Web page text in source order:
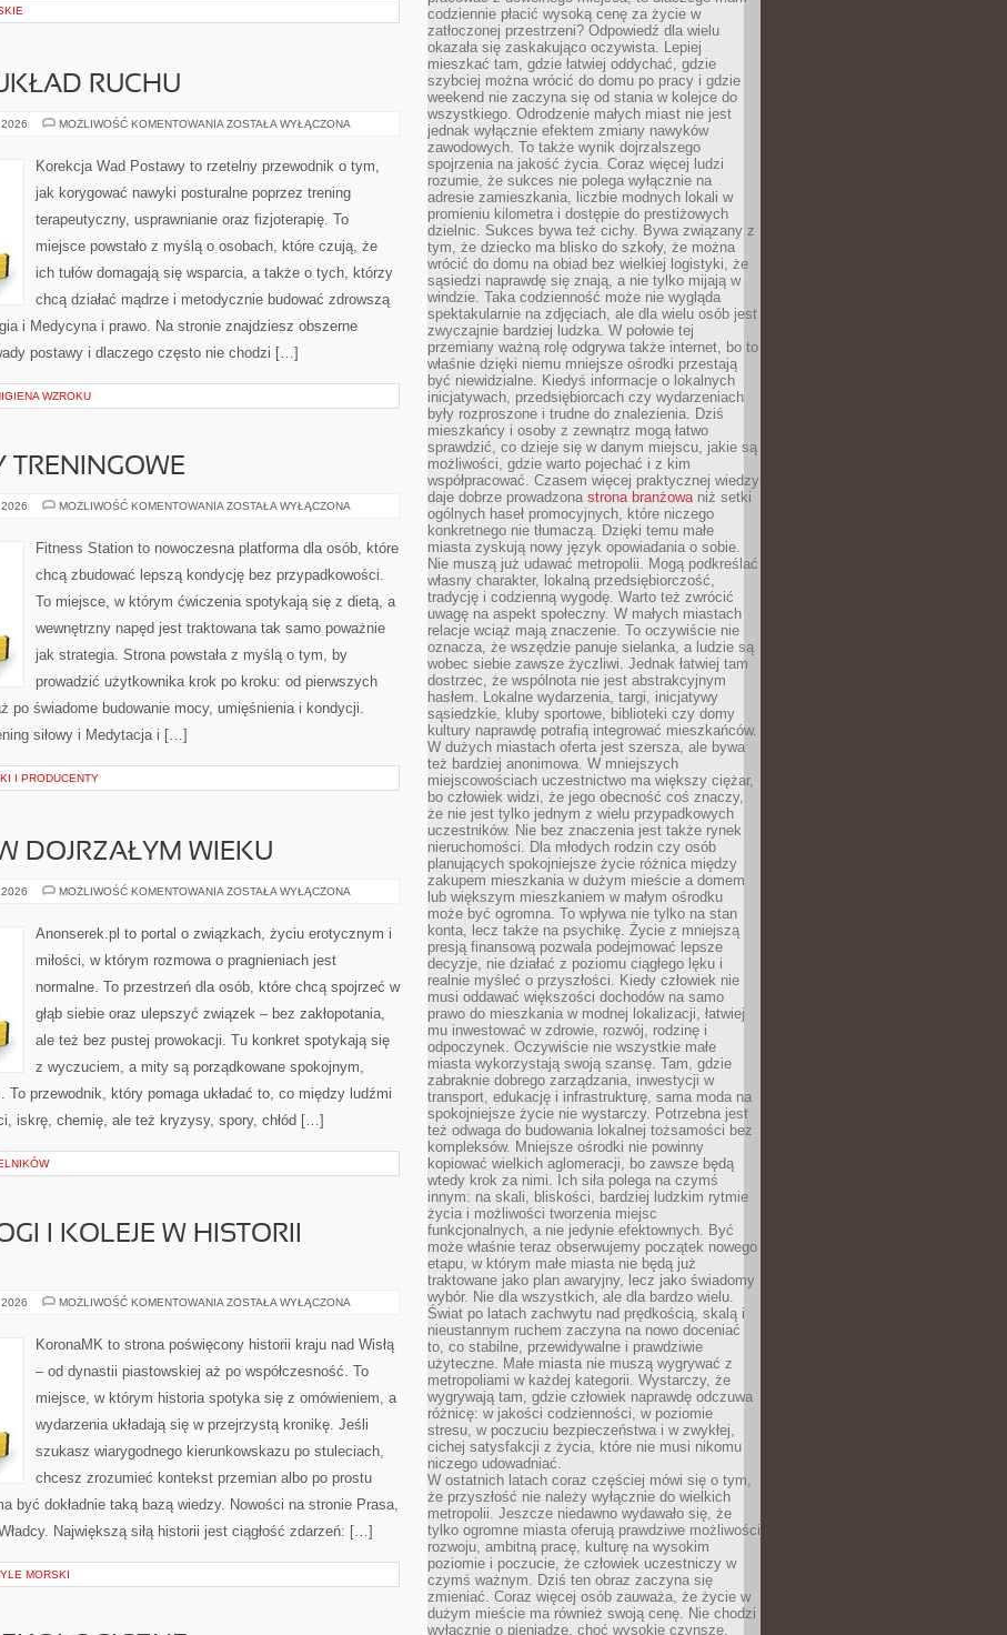
RUCHU
MOŻLIWOŚĆ KOMENTOWANIA CIĄŻA,
UKŁAD
RUCHU
ZOSTAŁA WYŁĄCZONA
Korekcja Wad Postawy to rzetelny przewodnik o tym,
jak korygować nawyki posturalne poprzez trening
terapeutyczny, usprawnianie oraz fizjoterapię. To
miejsce powstało z myślą o osobach, które czują, że
ich tułów domagają się wsparcia, a także o tych, którzy
chcą działać mądrze i metodycznie budować zdrowszą
i Medycyna i prawo. Na stronie znajdziesz obszerne
postawy i dlaczego często nie chodzi […]
WZROKU
TRENINGOWE
MOŻLIWOŚĆ KOMENTOWANIA PORADY
TRENINGOWE
ZOSTAŁA WYŁĄCZONA
Fitness Station to nowoczesna platforma dla osób, które
chcą zbudować lepszą kondycję bez przypadkowości.
To miejsce, w którym ćwiczenia spotykają się z dietą, a
wewnętrzny napęd jest traktowana tak samo poważnie
jak strategia. Strona powstała z myślą o tym, by
prowadzić użytkownika krok po kroku: od pierwszych
po świadome budowanie mocy, umięśnienia i kondycji.
siłowy i Medytacja i […]
I PRODUCENTY
DOJRZAŁYM WIEKU
MOŻLIWOŚĆ KOMENTOWANIA SEKSUALNOŚĆ
WIEKU
ZOSTAŁA WYŁĄCZONA
Anonserek.pl to portal o związkach, życiu erotycznym i
miłości, w którym rozmowa o pragnieniach jest
normalne. To przestrzeń dla osób, które chcą spojrzeć w
głąb siebie oraz ulepszyć związek – bez zakłopotania,
ale też bez pustej prowokacji. Tu konkret spotykają się
z wyczuciem, a mity są porządkowane spokojnym,
To przewodnik, który pomaga układać to, co między ludźmi
iskrę, chemię, ale też kryzysy, spory, chłód […]
I KOLEJE W HISTORII
MOŻLIWOŚĆ KOMENTOWANIA TRANSPORT,
KOLEJE
W
POLSKI
ZOSTAŁA WYŁĄCZONA
KoronaMK to strona poświęcony historii kraju nad Wisłą
– od dynastii piastowskiej aż po współczesność. To
miejsce, w którym historia spotyka się z omówieniem, a
wydarzenia układają się w przejrzystą kronikę. Jeśli
szukasz wiarygodnego kierunkowskazu po stuleciach,
chcesz zrozumieć kontekst przemian albo po prostu
być dokładnie taką bazą wiedzy. Nowości na stronie Prasa,
Największą siłą historii jest ciągłość zdarzeń: […]
MORSKI
codziennie płacić wysoką cenę za życie w
zatłoczonej przestrzeni? Odpowiedź dla wielu
okazała się zaskakująco oczywista. Lepiej
mieszkać tam, gdzie łatwiej oddychać, gdzie
szybciej można wrócić do domu po pracy i gdzie
weekend nie zaczyna się od stania w kolejce do
wszystkiego. Odrodzenie małych miast nie jest
jednak wyłącznie efektem zmiany nawyków
zawodowych. To także wynik dojrzalszego
spojrzenia na jakość życia. Coraz więcej ludzi
rozumie, że sukces nie polega wyłącznie na
adresie zamieszkania, liczbie modnych lokali w
promieniu kilometra i dostępie do prestiżowych
dzielnic. Sukces bywa też cichy. Bywa związany z
tym, że dziecko ma blisko do szkoły, że można
wrócić do domu na obiad bez wielkiej logistyki, że
sąsiedzi naprawdę się znają, a nie tylko mijają w
windzie. Taka codzienność może nie wygląda
spektakularnie na zdjęciach, ale dla wielu osób jest
zwyczajnie bardziej ludzka. W połowie tej
przemiany ważną rolę odgrywa także internet, bo to
właśnie dzięki niemu mniejsze ośrodki przestają
być niewidzialne. Kiedyś informacje o lokalnych
inicjatywach, przedsiębiorcach czy wydarzeniach
były rozproszone i trudne do znalezienia. Dziś
mieszkańcy i osoby z zewnątrz mogą łatwo
sprawdzić, co dzieje się w danym miejscu, jakie są
możliwości, gdzie warto pojechać i z kim
współpracować. Czasem więcej praktycznej wiedzy
daje dobrze prowadzona strona branżowaniż setki
ogólnych haseł promocyjnych, które niczego
konkretnego nie tłumaczą. Dzięki temu małe
miasta zyskują nowy język opowiadania o sobie.
Nie muszą już udawać metropolii. Mogą podkreślać
własny charakter, lokalną przedsiębiorczość,
tradycję i codzienną wygodę. Warto też zwrócić
uwagę na aspekt społeczny. W małych miastach
relacje wciąż mają znaczenie. To oczywiście nie
oznacza, że wszędzie panuje sielanka, a ludzie są
wobec siebie zawsze życzliwi. Jednak łatwiej tam
dostrzec, że wspólnota nie jest abstrakcyjnym
hasłem. Lokalne wydarzenia, targi, inicjatywy
sąsiedzkie, kluby sportowe, biblioteki czy domy
kultury naprawdę potrafią integrować mieszkańców.
W dużych miastach oferta jest szersza, ale bywa
też bardziej anonimowa. W mniejszych
miejscowościach uczestnictwo ma większy ciężar,
bo człowiek widzi, że jego obecność coś znaczy,
że nie jest tylko jednym z wielu przypadkowych
uczestników. Nie bez znaczenia jest także rynek
nieruchomości. Dla młodych rodzin czy osób
planujących spokojniejsze życie różnica między
zakupem mieszkania w dużym mieście a domem
lub większym mieszkaniem w małym ośrodku
może być ogromna. To wpływa nie tylko na stan
konta, lecz także na psychikę. Życie z mniejszą
presją finansową pozwala podejmować lepsze
decyzje, nie działać z poziomu ciągłego lęku i
realnie myśleć o przyszłości. Kiedy człowiek nie
musi oddawać większości dochodów na samo
prawo do mieszkania w modnej lokalizacji, łatwiej
mu inwestować w zdrowie, rozwój, rodzinę i
odpoczynek. Oczywiście nie wszystkie małe
miasta wykorzystają swoją szansę. Tam, gdzie
zabraknie dobrego zarządzania, inwestycji w
transport, edukację i infrastrukturę, sama moda na
spokojniejsze życie nie wystarczy. Potrzebna jest
też odwaga do budowania lokalnej tożsamości bez
kompleksów. Mniejsze ośrodki nie powinny
kopiować wielkich aglomeracji, bo zawsze będą
wtedy krok za nimi. Ich siła polega na czymś
innym: na skali, bliskości, bardziej ludzkim rytmie
życia i możliwości tworzenia miejsc
funkcjonalnych, a nie jedynie efektownych. Być
może właśnie teraz obserwujemy początek nowego
etapu, w którym małe miasta nie będą już
traktowane jako plan awaryjny, lecz jako świadomy
wybór. Nie dla wszystkich, ale dla bardzo wielu.
Świat po latach zachwytu nad prędkością, skalą i
nieustannym ruchem zaczyna na nowo doceniać
to, co stabilne, przewidywalne i prawdziwie
użyteczne. Małe miasta nie muszą wygrywać z
metropoliami w każdej kategorii. Wystarczy, że
wygrywają tam, gdzie człowiek naprawdę odczuwa
różnicę: w jakości codzienności, w poziomie
stresu, w poczuciu bezpieczeństwa i w zwykłej,
cichej satysfakcji z życia, które nie musi nikomu
niczego udowadniać.
W ostatnich latach coraz częściej mówi się o tym,
że przyszłość nie należy wyłącznie do wielkich
metropolii. Jeszcze niedawno wydawało się, że
tylko ogromne miasta oferują prawdziwe możliwości
rozwoju, ambitną pracę, kulturę na wysokim
poziomie i poczucie, że człowiek uczestniczy w
czymś ważnym. Dziś ten obraz zaczyna się
zmieniać. Coraz więcej osób zauważa, że życie w
dużym mieście ma również swoją cenę. Nie chodzi
wyłącznie o pieniądze, choć wysokie czynsze,